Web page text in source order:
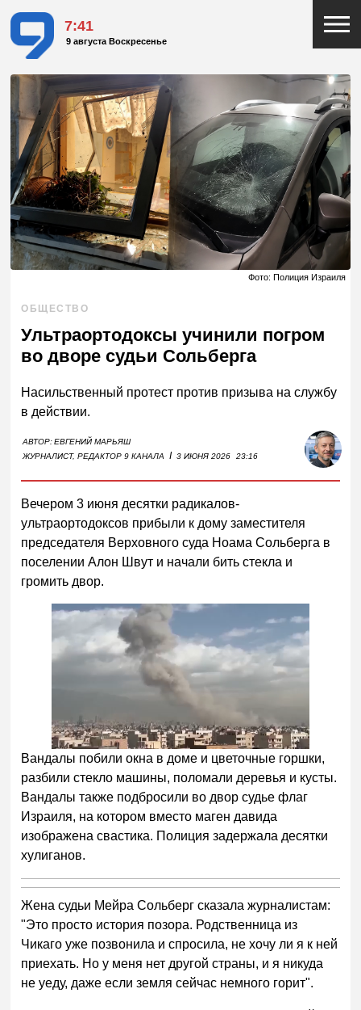
7:41
9 августа Воскресенье
Фото: Полиция Израиля
ОБЩЕСТВО
Ультраортодоксы учинили погром
во дворе судьи Сольберга
Насильственный протест против призыва на службу
в действии.
АВТОР:ЕВГЕНИЙ МАРЬЯШ
ЖУРНАЛИСТ, РЕДАКТОР 9 КАНАЛА
I 3 ИЮНЯ 2026 23:16
Вечером 3 июня десятки радикалов-
ультраортодоксов прибыли к дому заместителя
председателя Верховного суда Ноама Сольберга в
поселении Алон Швут и начали бить стекла и
громить двор.
Вандалы побили окна в доме и цветочные горшки,
разбили стекло машины, поломали деревья и кусты.
Вандалы также подбросили во двор судье флаг
Израиля, на котором вместо маген давида
изображена свастика. Полиция задержала десятки
хулиганов.
Жена судьи Мейра Сольберг сказала журналистам:
"Это просто история позора. Родственница из
Чикаго уже позвонила и спросила, не хочу ли я к ней
приехать. Но у меня нет другой страны, и я никуда
не уеду, даже если земля сейчас немного горит".